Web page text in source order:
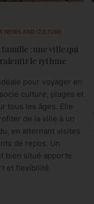
NEWS AND CULTURE
famille : une ville qui
le rythme
pour voyager en
culture, plages et
tous les âges. Elle
de la ville à un
en alternant visites
de repos. Un
bien situé apporte
et flexibilité.